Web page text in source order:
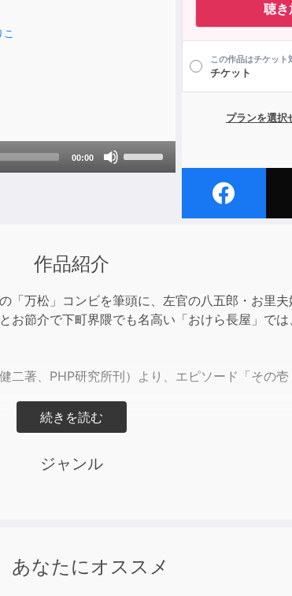
こ
00:00
volume.
聴き
この作品はチケット
チケット
プランを選択
作品紹介
「万松」コンビを筆頭に、左官の八五郎・お里
お節介で下町界隈でも名高い「おけら長屋」で
二著、PHP研究所刊）より、エピソード「その
「ラジオ文庫」で放送されたラジオドラマを再編
Co.,Ltd.ジャンル
あなたにオススメ